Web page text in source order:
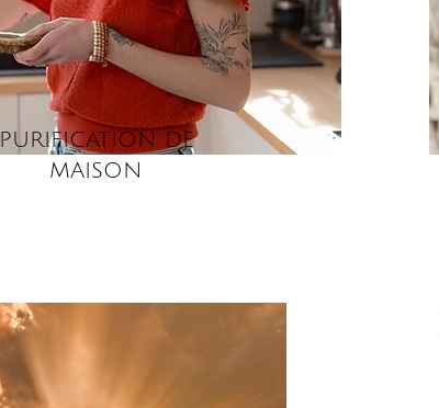
PURIFICATION DE
MAISON